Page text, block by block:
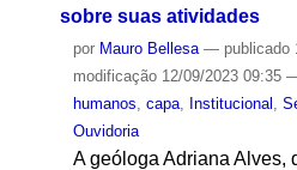
sobre suas atividades
por Mauro Bellesa — publicado
modificação12/09/2023 09:35
humanos capa, Institucional
Ouvidoria
A geóloga Adriana Alves,